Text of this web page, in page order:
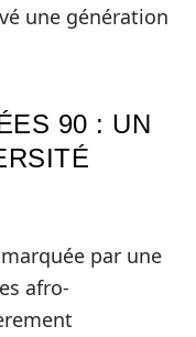
une génération
90 : UN
par une
afro-